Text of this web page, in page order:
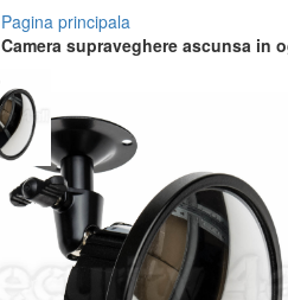
Pagina principala
Camera supraveghere ascunsa in